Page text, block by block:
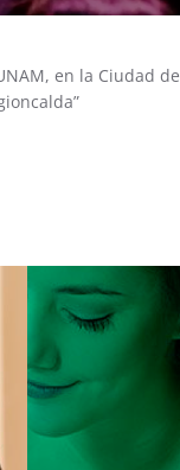
en la Ciudad